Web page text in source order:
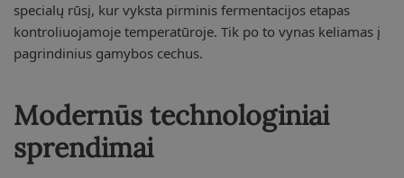
specialų rūsį, kur vyksta pirminis fermentacijos etapas
kontroliuojamoje temperatūroje. Tik po to vynas keliamas į
pagrindinius gamybos cechus.
Modernūs technologiniai
sprendimai